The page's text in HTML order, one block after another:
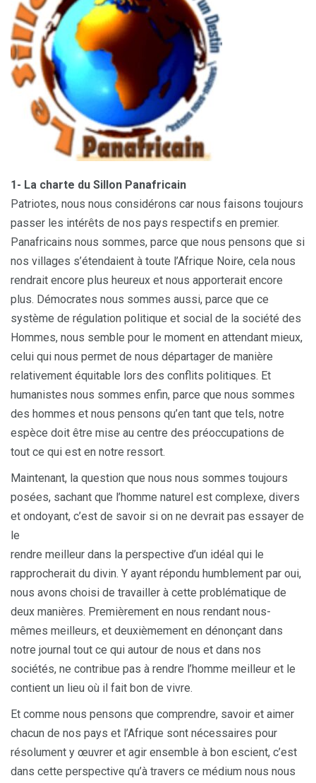
1- La charte du Sillon Panafricain
Patriotes, nous nous considérons car nous faisons toujours
passer les intérêts de nos pays respectifs en premier.
Panafricains nous sommes, parce que nous pensons que si
nos villages s’étendaient à toute l’Afrique Noire, cela nous
rendrait encore plus heureux et nous apporterait encore
plus. Démocrates nous sommes aussi, parce que ce
système de régulation politique et social de la société des
Hommes, nous semble pour le moment en attendant mieux,
celui qui nous permet de nous départager de manière
relativement équitable lors des conflits politiques. Et
humanistes nous sommes enfin, parce que nous sommes
des hommes et nous pensons qu’en tant que tels, notre
espèce doit être mise au centre des préoccupations de
tout ce qui est en notre ressort.
Maintenant, la question que nous nous sommes toujours
posées, sachant que l’homme naturel est complexe, divers
et ondoyant, c’est de savoir si on ne devrait pas essayer de
le
rendre meilleur dans la perspective d’un idéal qui le
rapprocherait du divin. Y ayant répondu humblement par oui,
nous avons choisi de travailler à cette problématique de
deux manières. Premièrement en nous rendant nous-
mêmes meilleurs, et deuxièmement en dénonçant dans
notre journal tout ce qui autour de nous et dans nos
sociétés, ne contribue pas à rendre l’homme meilleur et le
contient un lieu où il fait bon de vivre.
Et comme nous pensons que comprendre, savoir et aimer
chacun de nos pays et l’Afrique sont nécessaires pour
résolument y œuvrer et agir ensemble à bon escient, c’est
dans cette perspective qu’à travers ce médium nous nous